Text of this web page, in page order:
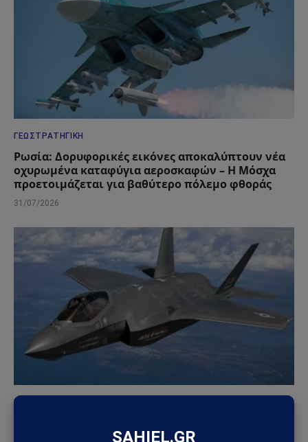
ΓΕΩΣΤΡΑΤΗΓΙΚΉ
Ρωσία: Δορυφορικές εικόνες αποκαλύπτουν νέα
οχυρωμένα καταφύγια αεροσκαφών – Η Μόσχα
προετοιμάζεται για βαθύτερο πόλεμο φθοράς
31/07/2026
ΓΕΩΣΤΡΑΤΗΓΙΚΉ
35 – Η επιστολή προς το Κογκρέσο που διατηρεί